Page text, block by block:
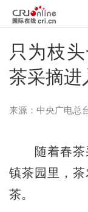
只为枝
茶采摘进
来源：中央广电总
随着春茶采
镇茶园里，
茶。